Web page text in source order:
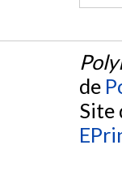
de
Site